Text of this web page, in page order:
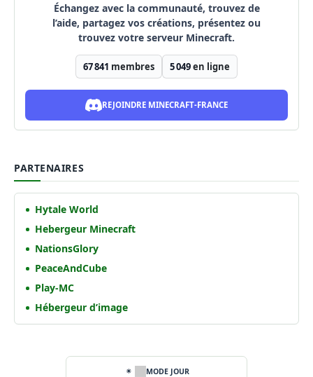
Échangez avec la communauté, trouvez de
l’aide, partagez vos créations, présentez ou
trouvez votre serveur Minecraft.
67 841 membres 5 049en ligne
REJOINDRE MINECRAFT-FRANCE
PARTENAIRES
Hytale World
Hebergeur Minecraft
NationsGlory
PeaceAndCube
Play-MC
Hébergeur d’image
MODE JOUR